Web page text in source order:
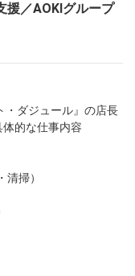
援／AOKIグループ
・ダジュール』の店長
的な仕事内容
掃）